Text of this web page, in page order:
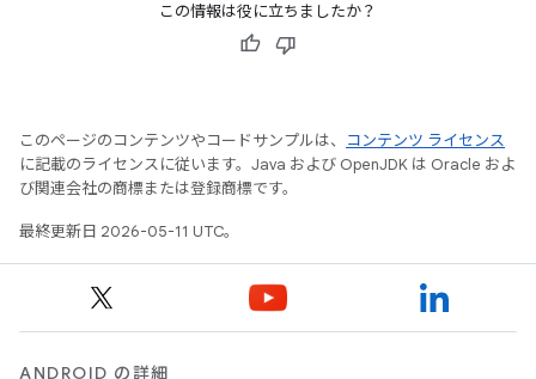
この情報は役に立ちましたか？
このページのコンテンツやコードサンプルは、
コンテンツ ライセンス
に記載のライセンスに従います。Java および OpenJDK は Oracle およ
び関連会社の商標または登録商標です。
最終更新日 2026-05-11 UTC。
ANDROID の詳細